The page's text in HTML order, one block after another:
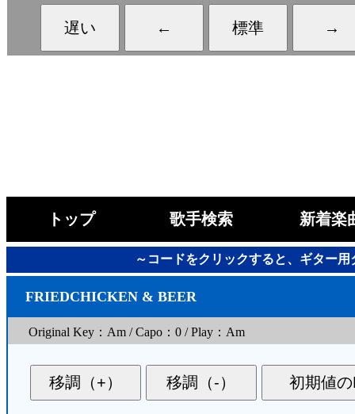
トップ 歌手検索 新着楽
～コードをクリックすると、ギター
FRIEDCHICKEN & BEER
Original Key：Am / Capo：0 / Play：Am